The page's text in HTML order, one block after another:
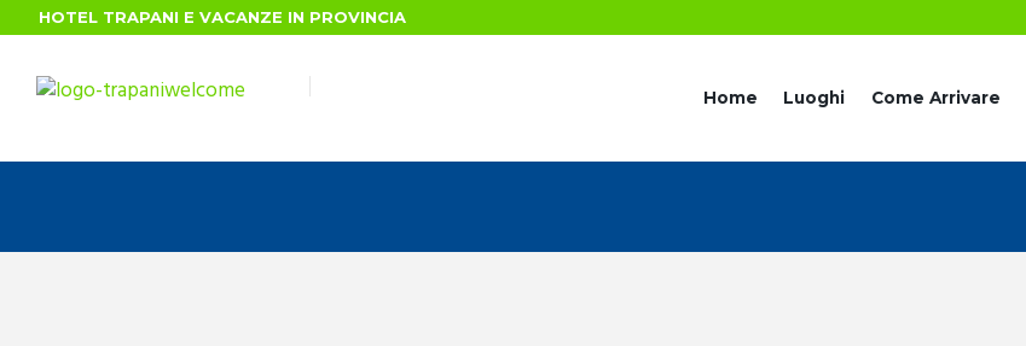
HOTEL TRAPANI E VACANZE IN PROVINCIA
Home Luoghi Come Arrivare